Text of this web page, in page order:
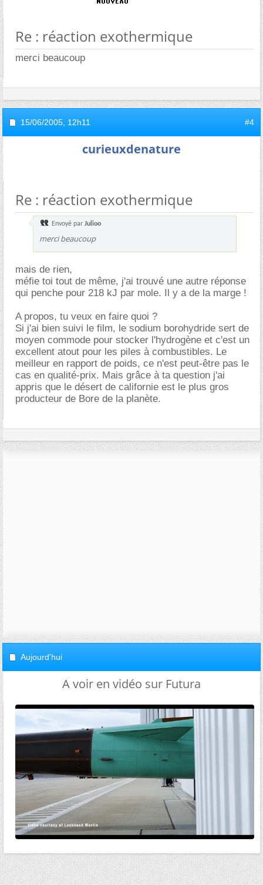
Re : réaction exothermique
merci beaucoup
15/06/2005, 12h11 #4
curieuxdenature
Re : réaction exothermique
Envoyé par Julioo
merci beaucoup
mais de rien,
méfie toi tout de même, j'ai trouvé une autre réponse
qui penche pour 218 kJ par mole. Il y a de la marge !
A propos, tu veux en faire quoi ?
Si j'ai bien suivi le film, le sodium borohydride sert de
moyen commode pour stocker l'hydrogène et c'est un
excellent atout pour les piles à combustibles. Le
meilleur en rapport de poids, ce n'est peut-être pas le
cas en qualité-prix. Mais grâce à ta question j'ai
appris que le désert de californie est le plus gros
producteur de Bore de la planète.
Aujourd'hui
A voir en vidéo sur Futura